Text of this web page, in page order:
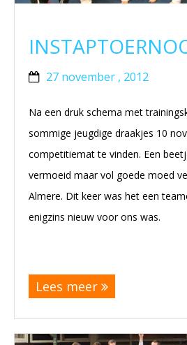
PRAKTISCHE
27 november , 2012
Na een druk schema met
sommige jeugdige draakjes 10
competitiemat te vinden. Een
vermoeid maar vol goede moed
Almere. Dit keer was het een
enigzins nieuw voor ons was.
Lees meer